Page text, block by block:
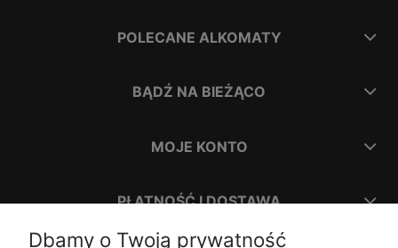
POLECANE ALKOMATY
BĄDŹ NA BIEŻĄCO
MOJE KONTO
PŁATNOŚĆ I DOSTAWA
Dbamy o Twoją prywatność